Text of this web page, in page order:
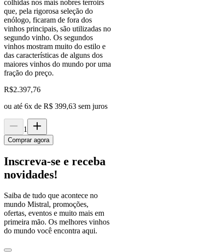
colhidas nos mais nobres terroirs
que, pela rigorosa seleção do
enólogo, ficaram de fora dos
vinhos principais, são utilizadas no
segundo vinho. Os segundos
vinhos mostram muito do estilo e
das características de alguns dos
maiores vinhos do mundo por uma
fração do preço.
R$2.397,76
ou até 6x de R$ 399,63 sem juros
1
Comprar agora
Inscreva-se e receba
novidades!
Saiba de tudo que acontece no
mundo Mistral, promoções,
ofertas, eventos e muito mais em
primeira mão. Os melhores vinhos
do mundo você encontra aqui.